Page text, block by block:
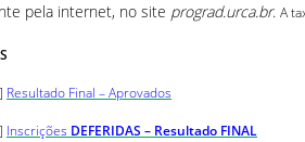
pela internet, no site prograd.urca.br. A
Resultado Final – Aprovados
Inscrições DEFERIDAS – Resultado FINAL